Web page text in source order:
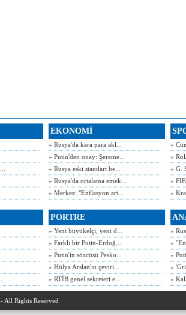
EKONOMİ
» Rusya'da kara para akl...
» Putin'den onay: Şereme...
» Rusya eski standart be...
» Rusya'da ortalama emek...
» Merkez: "Enflasyon art...
»
»
» G.
»
»
PORTRE
» Yeni büyükelçi, yeni d...
» Farklı bir Putin-Erdoğ...
» Putin'in sözcüsü Pesko...
» Hülya Arslan'ın çeviri...
» RTİB genel sekreteri e...
»
»
»
»
»
Rights Reserved